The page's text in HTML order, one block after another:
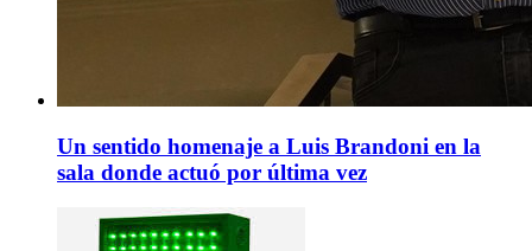
Un sentido homenaje a Luis Brandoni en la
sala donde actuó por última vez